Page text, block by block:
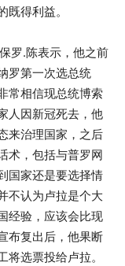
得利益。
罗.陈表示，他之前
罗第一次选总统
常相信现总统博索
人因新冠死去，他
来治理国家，之后
术，包括与普罗网
国家还是要选择情
不认为卢拉是个大
经验，应该会比现
布复出后，他果断
选票投给卢拉。